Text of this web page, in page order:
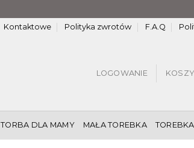
Kontaktowe Polityka zwrotów F.A.Q
LOGOWANIE
TORBA DLA MAMY MAŁA TOREBKA